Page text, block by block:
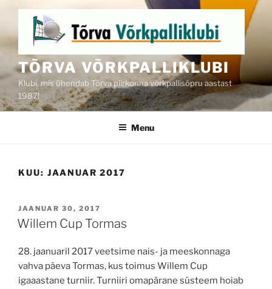
content
TÕRVA VÕRKPALLIKLUBI
Klubi, mis ühendab Tõrva piirkonna võrkpallisõpru aastast
1987!
Menu
KUU: JAANUAR 2017
POSTED
ON
JAANUAR 30, 2017
Willem Cup Tormas
28. jaanuaril 2017 veetsime nais- ja meeskonnaga
vahva päeva Tormas, kus toimus Willem Cup
igaaastane turniir. Turniiri omapärane süsteem hoiab